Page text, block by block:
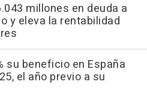
millones en deuda a
y eleva la rentabilidad
su beneficio en España
el año previo a su